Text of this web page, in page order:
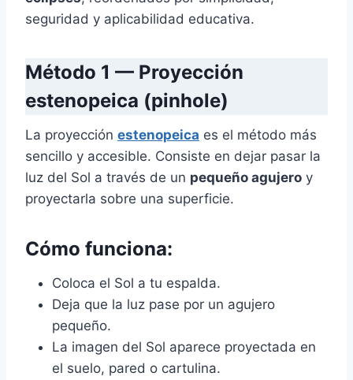
seguridad y aplicabilidad educativa.
Método 1 — Proyección
estenopeica (pinhole)
La proyección estenopeica es el método más
sencillo y accesible. Consiste en dejar pasar la
luz del Sol a través de un pequeño agujero y
proyectarla sobre una superficie.
Cómo funciona:
Coloca el Sol a tu espalda.
Deja que la luz pase por un agujero
pequeño.
La imagen del Sol aparece proyectada en
el suelo, pared o cartulina.